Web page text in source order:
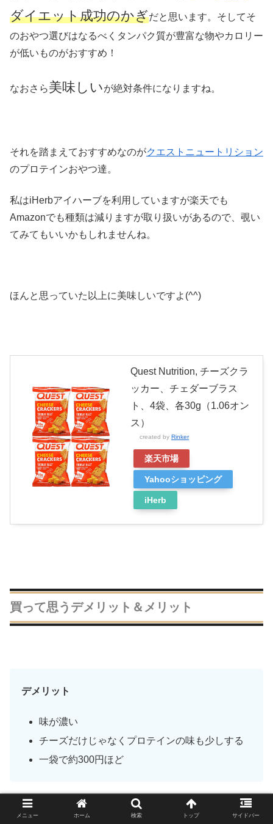
ダイエット成功のかぎだと思います。そしてそ
のおやつ選びはなるべくタンパク質が豊富な物やカロリー
が低いものがおすすめ！
なおさら美味しいが絶対条件になりますね。
それを踏まえておすすめなのがクエストニュートリション
のプロテインおやつ達。
私はiHerbアイハーブを利用していますが楽天でも
Amazonでも種類は減りますが取り扱いがあるので、覗い
てみてもいいかもしれませんね。
ほんと思っていた以上に美味しいですよ(^^)
Quest Nutrition, チーズクラ
ッカー、チェダーブラス
ト、4袋、各30g（1.06オン
ス）
created by Rinker
楽天市場
Yahooショッピング
iHerb
買って思うデメリット＆メリット
デメリット
味が濃い
チーズだけじゃなくプロテインの味も少しする
一袋で約300円ほど
メニュー ホーム 検索 トップ サイドバー